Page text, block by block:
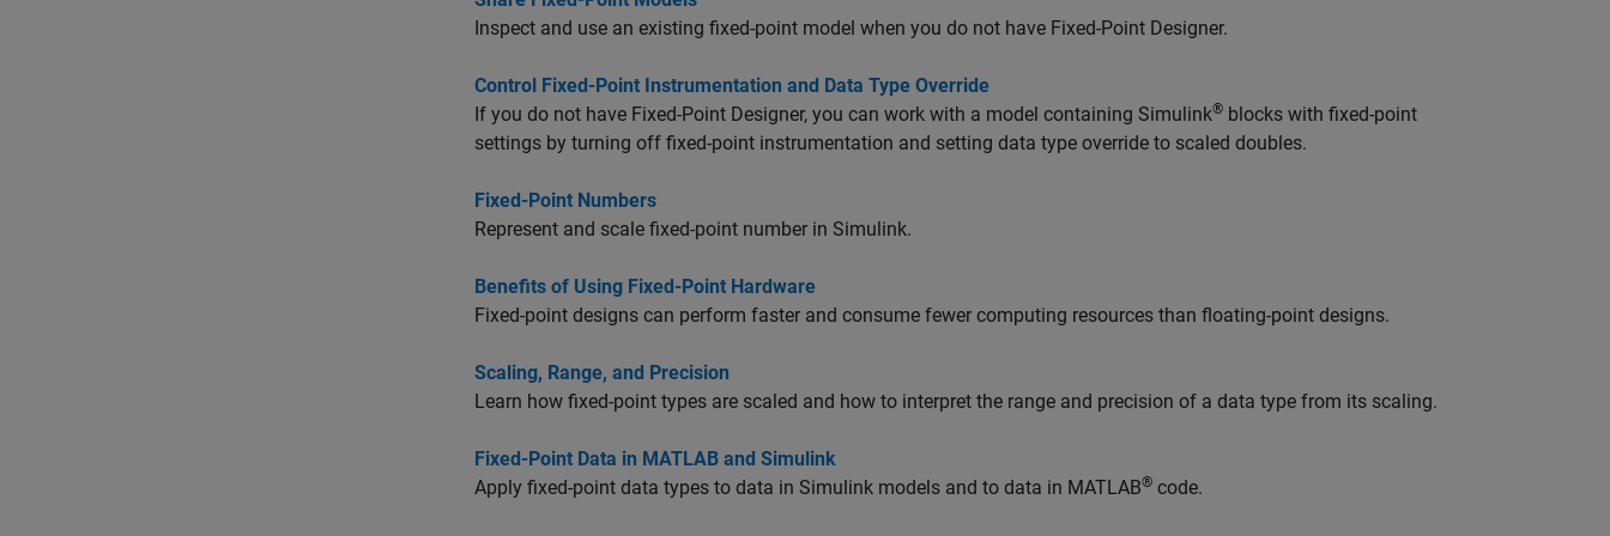
Inspect and use an existing fixed-point model when you do not have Fixed-Point Designer.
Control Fixed-Point Instrumentation and Data Type Override
If you do not have Fixed-Point Designer, you can work with a model containing Simulink® blocks with fixed-point
settings by turning off fixed-point instrumentation and setting data type override to scaled doubles.
Fixed-Point Numbers
Represent and scale fixed-point number in Simulink.
Benefits of Using Fixed-Point Hardware
Fixed-point designs can perform faster and consume fewer computing resources than floating-point designs.
Scaling, Range, and Precision
Learn how fixed-point types are scaled and how to interpret the range and precision of a data type from its scaling.
Fixed-Point Data in MATLAB and Simulink
Apply fixed-point data types to data in Simulink models and to data in MATLAB® code.